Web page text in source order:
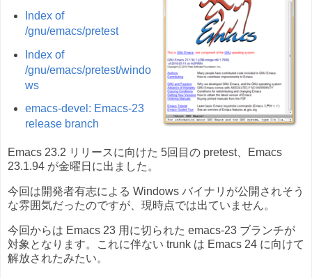
Index of
/gnu/emacs/pretest
Index of
/gnu/emacs/pretest/windo
ws
emacs-devel: Emacs-23
release branch
Emacs 23.2 リリースに向けた 5回目の pretest、Emacs
23.1.94 が金曜日に出ました。
今回は開発者有志による Windows バイナリが公開されそう
な雰囲気だったのですが、現時点では出ていません。
今回からは Emacs 23 用に切られた emacs-23 ブランチが
対象となります。これに伴ない trunk は Emacs 24 に向けて
解放されたみたい。